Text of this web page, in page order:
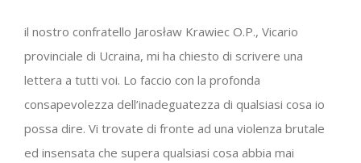
il nostro confratello Jarosław Krawiec O.P., Vicario
provinciale di Ucraina, mi ha chiesto di scrivere una
lettera a tutti voi. Lo faccio con la profonda
consapevolezza dell’inadeguatezza di qualsiasi cosa io
possa dire. Vi trovate di fronte ad una violenza brutale
ed insensata che supera qualsiasi cosa abbia mai